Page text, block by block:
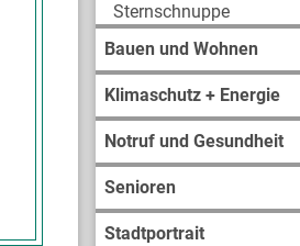
Sternschnuppe
Bauen und Wohnen
Klimaschutz + Energie
Notruf und Gesundheit
Senioren
Stadtportrait